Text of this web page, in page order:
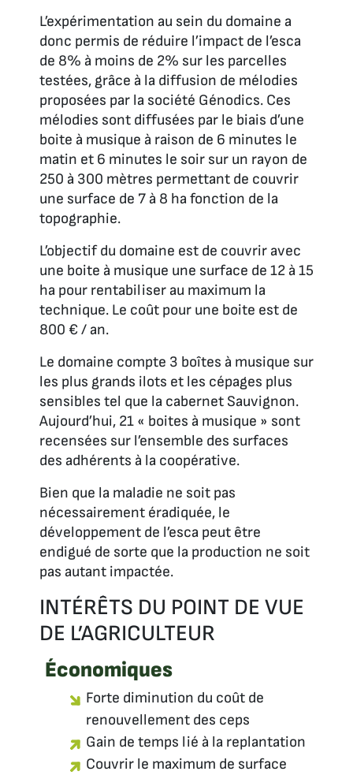
L’expérimentation au sein du domaine a
donc permis de réduire l’impact de l’esca
de 8% à moins de 2% sur les parcelles
testées, grâce à la diffusion de mélodies
proposées par la société Génodics. Ces
mélodies sont diffusées par le biais d’une
boite à musique à raison de 6 minutes le
matin et 6 minutes le soir sur un rayon de
250 à 300 mètres permettant de couvrir
une surface de 7 à 8 ha fonction de la
topographie.
L’objectif du domaine est de couvrir avec
une boite à musique une surface de 12 à 15
ha pour rentabiliser au maximum la
technique. Le coût pour une boite est de
800 € / an.
Le domaine compte 3 boîtes à musique sur
les plus grands ilots et les cépages plus
sensibles tel que la cabernet Sauvignon.
Aujourd’hui, 21 « boites à musique » sont
recensées sur l’ensemble des surfaces
des adhérents à la coopérative.
Bien que la maladie ne soit pas
nécessairement éradiquée, le
développement de l’esca peut être
endigué de sorte que la production ne soit
pas autant impactée.
INTÉRÊTS DU POINT DE VUE
DE L’AGRICULTEUR
Économiques
Forte diminution du coût de
renouvellement des ceps
Gain de temps lié à la replantation
Couvrir le maximum de surface